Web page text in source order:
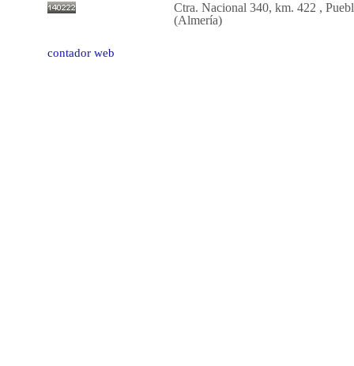
contador web
Ctra. Nacional 340, km. 422 ,
(Almería)